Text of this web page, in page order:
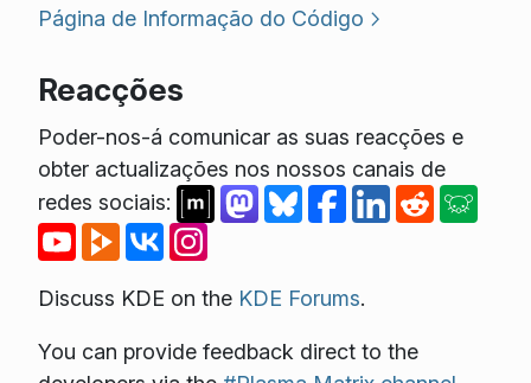
Página de Informação do Código
Reacções
Poder-nos-á comunicar as suas reacções e
obter actualizações nos nossos canais de
redes sociais:
Discuss KDE on the KDE Forums.
You can provide feedback direct to the